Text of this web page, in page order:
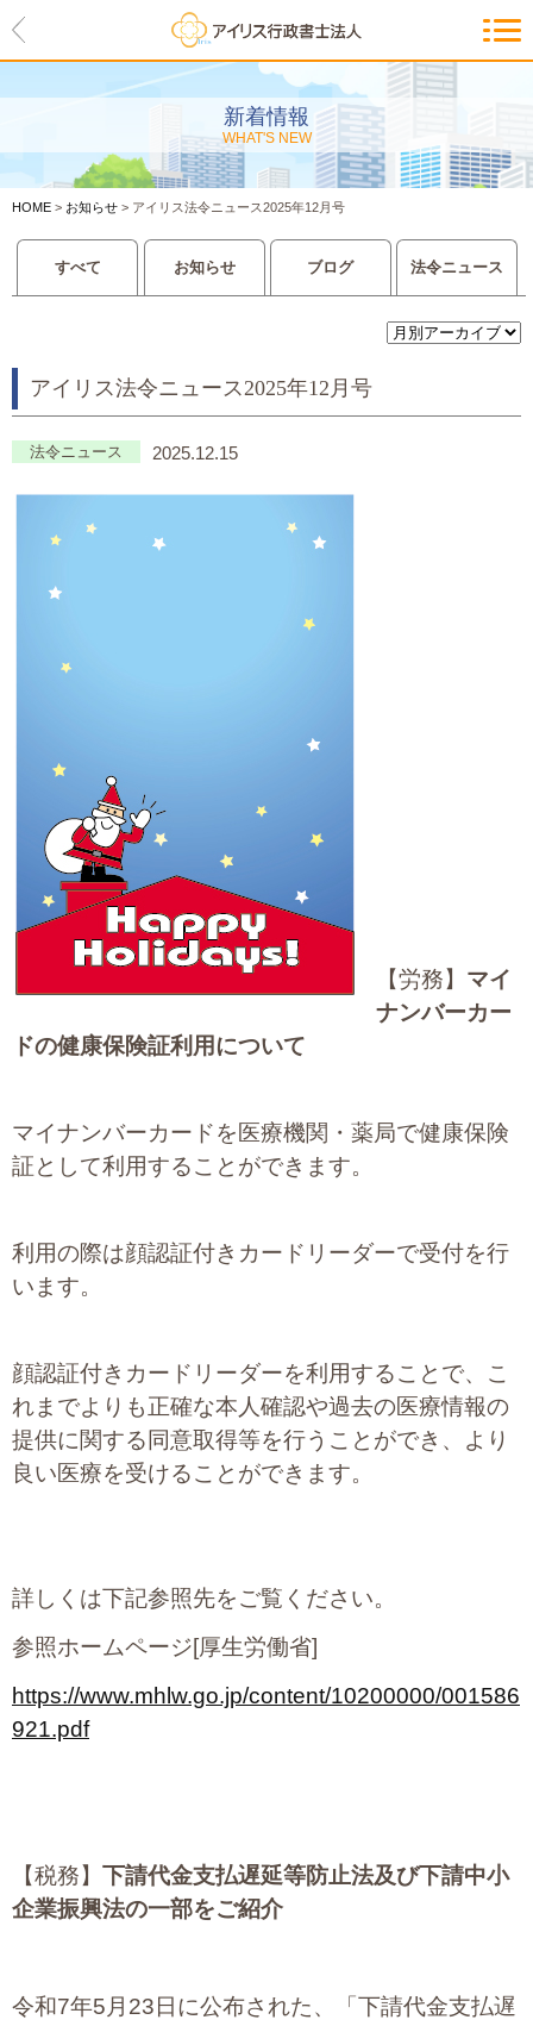
新着情報
WHAT'S NEW
HOME > お知らせ > アイリス法令ニュース2025年12月号
すべて お知らせ ブログ 法令ニュース
アイリス法令ニュース2025年12月号
法令ニュース 2025.12.15
【労務】 マイ
ナンバーカー
ドの健康保険証利用について
マイナンバーカードを医療機関・薬局で健康保険
証として利用することができます。
利用の際は顔認証付きカードリーダーで受付を行
います。
顔認証付きカードリーダーを利用することで、こ
れまでよりも正確な本人確認や過去の医療情報の
提供に関する同意取得等を行うことができ、より
良い医療を受けることができます。
詳しくは下記参照先をご覧ください。
参照ホームページ[厚生労働省]
https://www.mhlw.go.jp/content/10200000/001586
921.pdf
【税務】 下請代金支払遅延等防止法及び下請中小
企業振興法の一部をご紹介
令和7年5月23日に公布された、「下請代金支払遅
HOME
アイリスの紹介
代表ご挨拶・経営理念・アイリス
のお約束
会社概要・アクセスマップ
サービス一覧
入管等外国人各種手続き
建設業許可申請
その他各種手続き
よくあるご質問
採用情報・パートナー募集
新着情報